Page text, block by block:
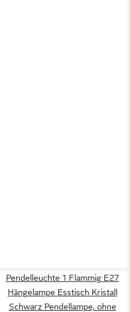
Pendelleuchte 1 Flammig E27
Hängelampe Esstisch Kristall
Schwarz Pendellampe, ohne